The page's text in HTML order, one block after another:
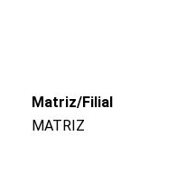
Matriz/Filial
MATRIZ